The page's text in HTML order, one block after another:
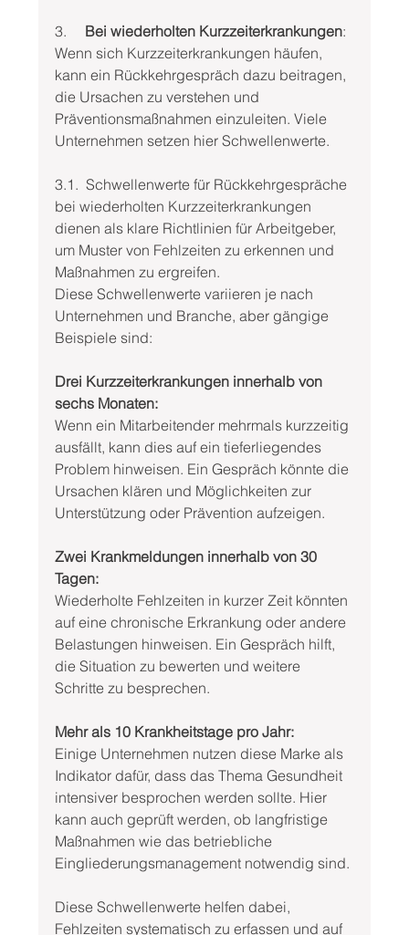
3. Bei wiederholten Kurzzeiterkrankungen:
Wenn sich Kurzzeiterkrankungen häufen,
kann ein Rückkehrgespräch dazu beitragen,
die Ursachen zu verstehen und
Präventionsmaßnahmen einzuleiten. Viele
Unternehmen setzen hier Schwellenwerte.
3.1.  Schwellenwerte für Rückkehrgespräche
bei wiederholten Kurzzeiterkrankungen
dienen als klare Richtlinien für Arbeitgeber,
um Muster von Fehlzeiten zu erkennen und
Maßnahmen zu ergreifen.
Diese Schwellenwerte variieren je nach
Unternehmen und Branche, aber gängige
Beispiele sind:
Drei Kurzzeiterkrankungen innerhalb von
sechs Monaten:
Wenn ein Mitarbeitender mehrmals kurzzeitig
ausfällt, kann dies auf ein tieferliegendes
Problem hinweisen. Ein Gespräch könnte die
Ursachen klären und Möglichkeiten zur
Unterstützung oder Prävention aufzeigen.
Zwei Krankmeldungen innerhalb von 30
Tagen:
Wiederholte Fehlzeiten in kurzer Zeit könnten
auf eine chronische Erkrankung oder andere
Belastungen hinweisen. Ein Gespräch hilft,
die Situation zu bewerten und weitere
Schritte zu besprechen.
Mehr als 10 Krankheitstage pro Jahr:
Einige Unternehmen nutzen diese Marke als
Indikator dafür, dass das Thema Gesundheit
intensiver besprochen werden sollte. Hier
kann auch geprüft werden, ob langfristige
Maßnahmen wie das betriebliche
Eingliederungsmanagement notwendig sind.
Diese Schwellenwerte helfen dabei,
Fehlzeiten systematisch zu erfassen und auf